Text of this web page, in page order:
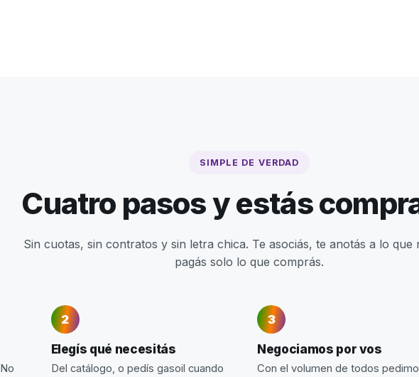
SIMPLE DE VERDAD
Cuatro pasos y estás
Sin cuotas, sin contratos y sin letra chica. Te asociás, te anotás a lo que
pagás solo lo que comprás.
Elegís qué necesitás
Del catálogo, o pedís gasoil cuando
Negociamos por vos
Con el volumen de todos